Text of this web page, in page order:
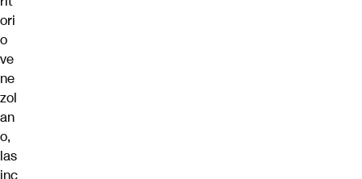
ori
o
ve
ne
zol
an
o,
las